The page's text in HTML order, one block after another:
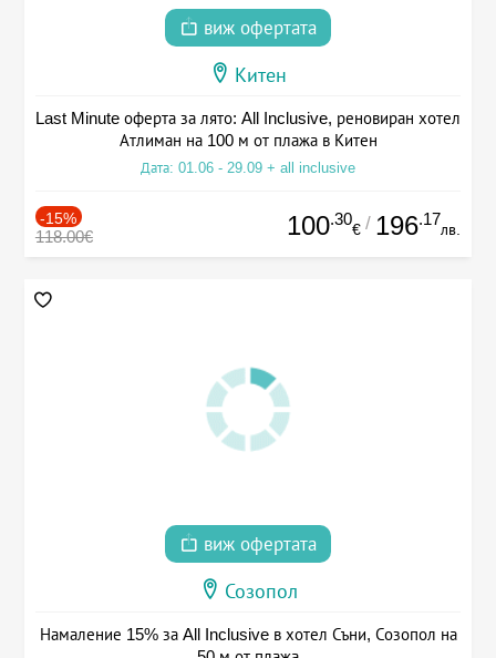
виж офертата
Китен
Last Minute оферта за лято: All Inclusive, реновиран хотел
Атлиман на 100 м от плажа в Китен
Дата: 01.06 - 29.09 + all inclusive
-15%
118.00€ 100.30
€ / 196.17
лв.
виж офертата
Созопол
Намаление 15% за All Inclusive в хотел Съни, Созопол на